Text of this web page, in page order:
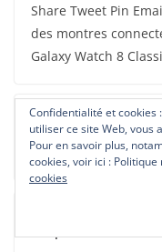
Share Tweet Pin
des montres
Galaxy Watch 8
Test Samsung
smartphone du
21 août 2024
Test Samsung
Confidentialité et cookies
utiliser ce site Web, vous
Pour en savoir plus,
cookies, voir ici :
cookies